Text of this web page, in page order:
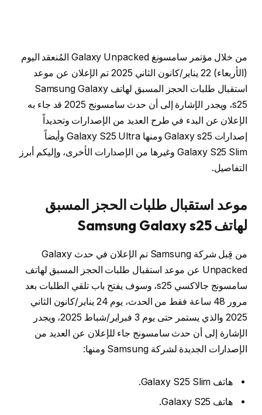
من خلال مؤتمر سامسونغ Galaxy Unpacked المُنعقد اليوم
(الأربعاء) 22 يناير/كانون الثاني 2025 تم الإعلان عن موعد
استقبال طلبات الحجز المسبق لهاتف Samsung Galaxy
s25، ويجدر الإشارة إلى أن حدث سامسونج 2025 قد جاء به
الإعلان عن البدء في طرح العديد من الإصدارات وتحديداً
إصدارات Galaxy s25 ومنها Galaxy S25 Ultra وأيضاً
Galaxy S25 Slim وغيرها من الإصدارات الأخرى، وإليكم أبرز
التفاصيل.
موعد استقبال طلبات الحجز المسبق
لهاتف Samsung Galaxy s25
من قِبل شركة Samsung تم الإعلان في حدث Galaxy
Unpacked عن موعد استقبال طلبات الحجز المسبق لهاتف
سامسونج جالاكسي s25، وسوف يفتح باب تلقي الطلبات بعد
مرور 48 ساعة فقط من الحدث، يوم 24 يناير/كانون الثاني
2025 والذي يستمر حتى يوم 3 فبراير/شباط 2025، ويجدر
الإشارة إلى أن حدث سامسونج جاء للإعلان عن العديد من
الإصدارات الجديدة لشركة Samsung ومنها:
هاتف Galaxy S25 Slim.
هاتف Galaxy S25.